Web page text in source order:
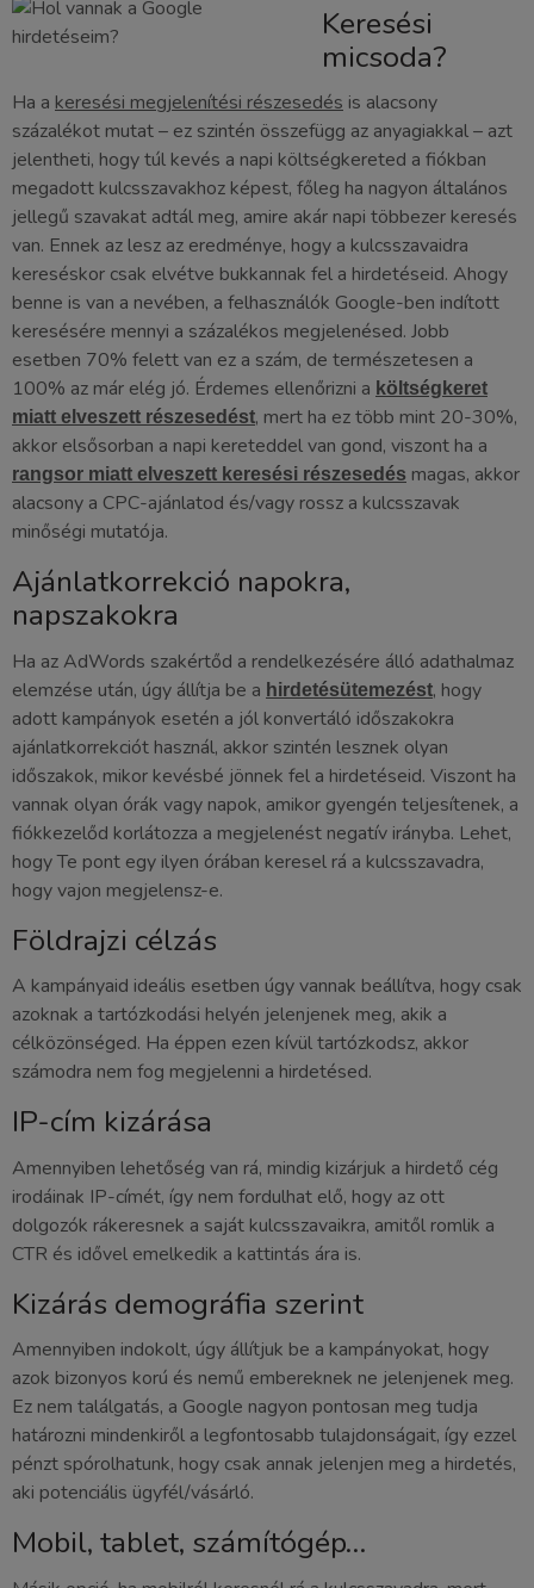
Keresési
micsoda?
Ha a keresési megjelenítési részesedés is alacsony
százalékot mutat – ez szintén összefügg az anyagiakkal – azt
jelentheti, hogy túl kevés a napi költségkereted a fiókban
megadott kulcsszavakhoz képest, főleg ha nagyon általános
jellegű szavakat adtál meg, amire akár napi többezer keresés
van. Ennek az lesz az eredménye, hogy a kulcsszavaidra
kereséskor csak elvétve bukkannak fel a hirdetéseid. Ahogy
benne is van a nevében, a felhasználók Google-ben indított
keresésére mennyi a százalékos megjelenésed. Jobb
esetben 70% felett van ez a szám, de természetesen a
100% az már elég jó. Érdemes ellenőrizni a költségkeret
miatt elveszett részesedést, mert ha ez több mint 20-30%,
akkor elsősorban a napi kereteddel van gond, viszont ha a
rangsor miatt elveszett keresési részesedés magas, akkor
alacsony a CPC-ajánlatod és/vagy rossz a kulcsszavak
minőségi mutatója.
Ajánlatkorrekció napokra,
napszakokra
Ha az AdWords szakértőd a rendelkezésére álló adathalmaz
elemzése után, úgy állítja be a hirdetésütemezést, hogy
adott kampányok esetén a jól konvertáló időszakokra
ajánlatkorrekciót használ, akkor szintén lesznek olyan
időszakok, mikor kevésbé jönnek fel a hirdetéseid. Viszont ha
vannak olyan órák vagy napok, amikor gyengén teljesítenek, a
fiókkezelőd korlátozza a megjelenést negatív irányba. Lehet,
hogy Te pont egy ilyen órában keresel rá a kulcsszavadra,
hogy vajon megjelensz-e.
Földrajzi célzás
A kampányaid ideális esetben úgy vannak beállítva, hogy csak
azoknak a tartózkodási helyén jelenjenek meg, akik a
célközönséged. Ha éppen ezen kívül tartózkodsz, akkor
számodra nem fog megjelenni a hirdetésed.
IP-cím kizárása
Amennyiben lehetőség van rá, mindig kizárjuk a hirdető cég
irodáinak IP-címét, így nem fordulhat elő, hogy az ott
dolgozók rákeresnek a saját kulcsszavaikra, amitől romlik a
CTR és idővel emelkedik a kattintás ára is.
Kizárás demográfia szerint
Amennyiben indokolt, úgy állítjuk be a kampányokat, hogy
azok bizonyos korú és nemű embereknek ne jelenjenek meg.
Ez nem találgatás, a Google nagyon pontosan meg tudja
határozni mindenkiről a legfontosabb tulajdonságait, így ezzel
pénzt spórolhatunk, hogy csak annak jelenjen meg a hirdetés,
aki potenciális ügyfél/vásárló.
Mobil, tablet, számítógép…